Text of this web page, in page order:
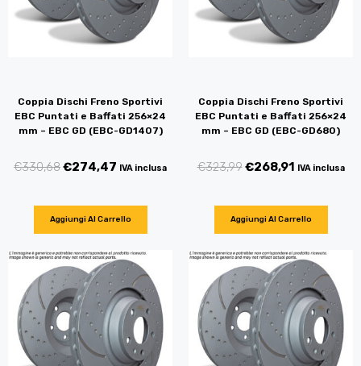
Coppia Dischi Freno Sportivi
EBC Puntati e Baffati 256×24
mm – EBC GD (EBC-GD1407)
€330,68€274,47 IVA inclusa
Aggiungi Al Carrello
Coppia Dischi Freno Sportivi
EBC Puntati e Baffati 256×24
mm – EBC GD (EBC-GD680)
€323,99€268,91 IVA inclusa
Aggiungi Al Carrello